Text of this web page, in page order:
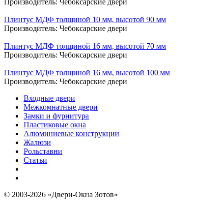
Плинтус МДФ толщиной 10 мм, высотой 90 мм
Производитель: Чебоксарские двери
Плинтус МДФ толщиной 16 мм, высотой 70 мм
Производитель: Чебоксарские двери
Плинтус МДФ толщиной 16 мм, высотой 100 мм
Производитель: Чебоксарские двери
Входные двери
Межкомнатные двери
Замки и фурнитура
Пластиковые окна
Алюминиевые конструкции
Жалюзи
Рольставни
Статьи
© 2003-2026 «Двери-Окна Зотов»